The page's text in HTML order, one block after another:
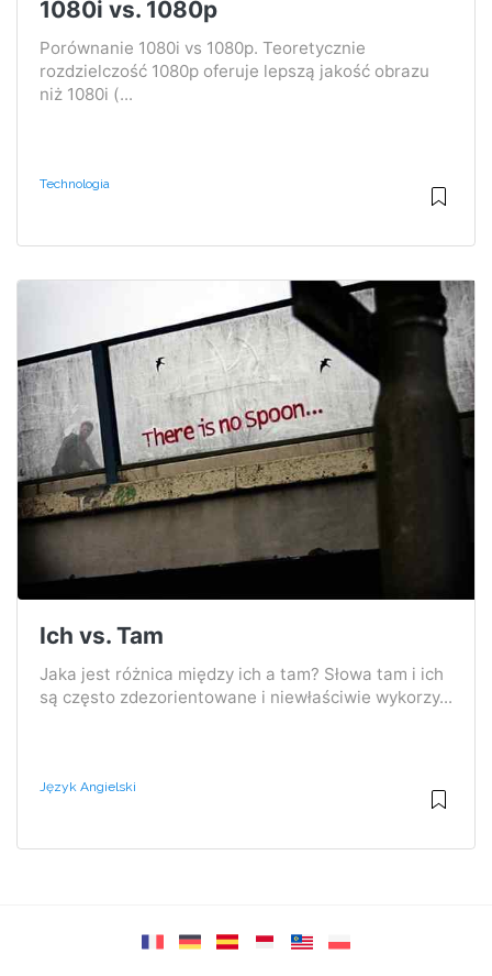
1080i vs. 1080p
Porównanie 1080i vs 1080p. Teoretycznie
rozdzielczość 1080p oferuje lepszą jakość obrazu
niż 1080i (...
Technologia
Ich vs. Tam
Jaka jest różnica między ich a tam? Słowa tam i ich
są często zdezorientowane i niewłaściwie wykorzy...
Język Angielski